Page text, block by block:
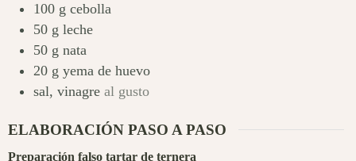
100 g cebolla
50 g leche
50 g nata
20 g yema de huevo
sal, vinagre al gusto
ELABORACIÓN PASO A PASO
Preparación falso tartar de ternera